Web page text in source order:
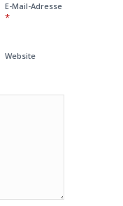
E-Mail-Adresse
*
Website